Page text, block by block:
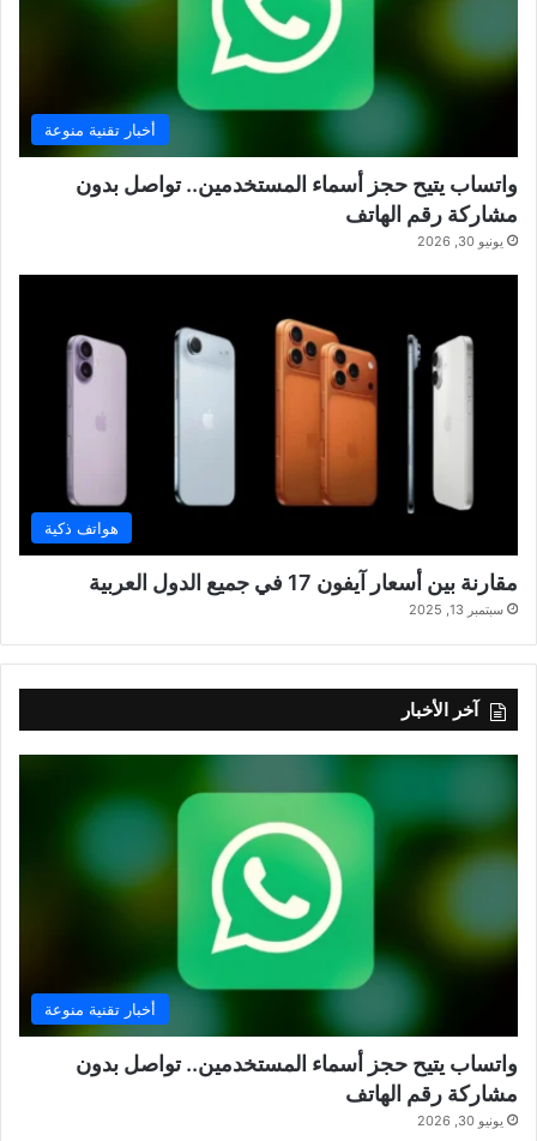
أخبار تقنية منوعة
واتساب يتيح حجز أسماء المستخدمين.. تواصل بدون
مشاركة رقم الهاتف
يونيو 30, 2026
هواتف ذكية
مقارنة بين أسعار آيفون 17 في جميع الدول العربية
سبتمبر 13, 2025
آخر الأخبار
أخبار تقنية منوعة
واتساب يتيح حجز أسماء المستخدمين.. تواصل بدون
مشاركة رقم الهاتف
يونيو 30, 2026